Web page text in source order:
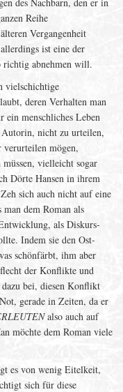
Reihe
Vergangenheit
ist eine der
abnehmen will.
vielschichtige
deren Verhalten man
ein menschliches Leben
nicht zu urteilen,
verurteilen mögen,
müssen, vielleicht sogar
Dörte Hansen in ihrem
sich auch nicht auf eine
dem Roman als
als Diskurs-
Indem sie den Ost-
schönfärbt, ihm aber
der Konflikte und
bei, diesen Konflikt
gerade in Zeiten, da er
also auch auf
möchte dem Roman viele
es von wenig Eitelkeit,
sich für diese